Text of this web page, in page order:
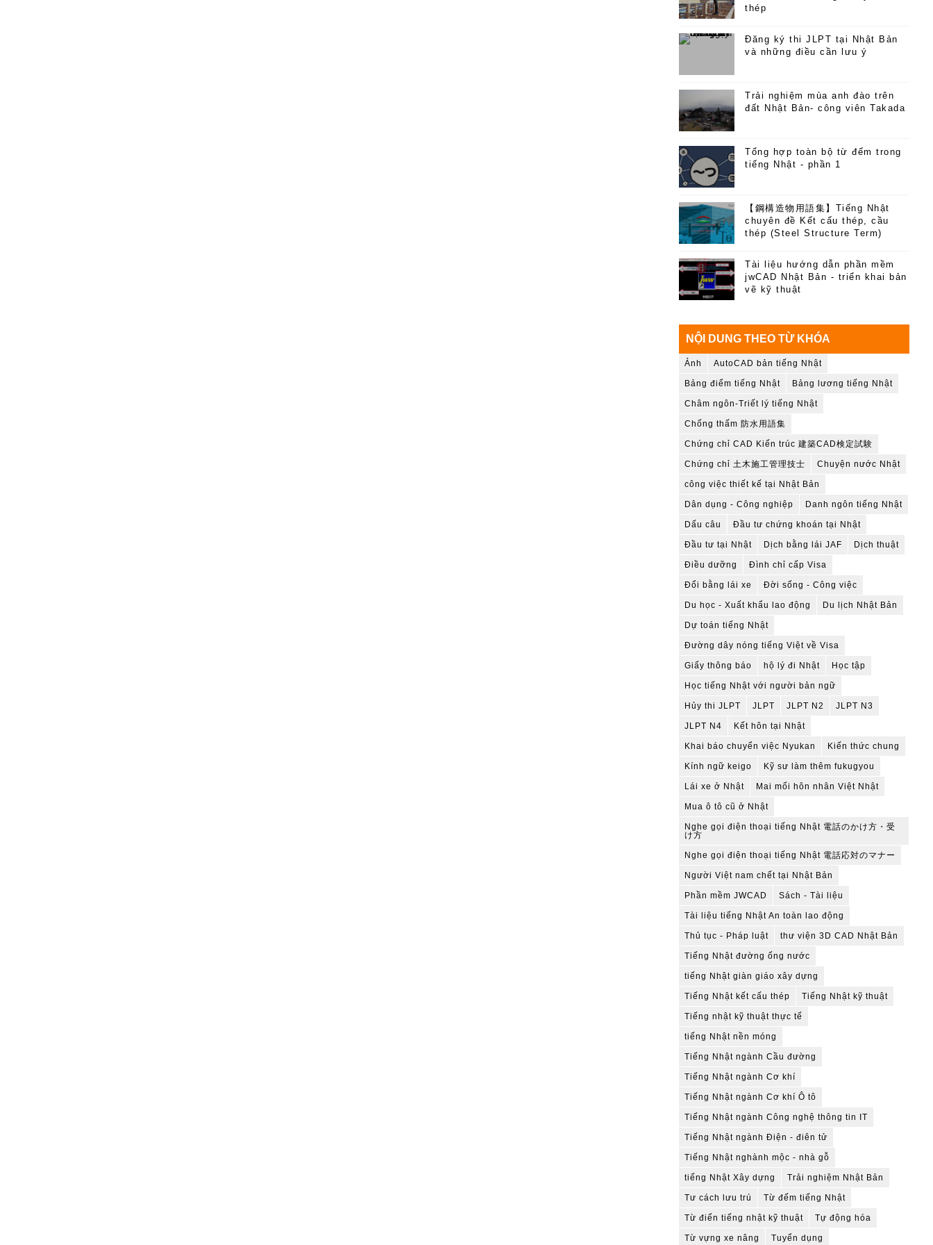
thép
Đăng ký thi JLPT tại Nhật Bản
và những điều cần lưu ý
Trải nghiệm mùa anh đào trên
đất Nhật Bản- công viên Takada
Tổng hợp toàn bộ từ đếm trong
tiếng Nhật - phần 1
【鋼構造物用語集】Tiếng Nhật
chuyên đề Kết cấu thép, cầu
thép (Steel Structure Term)
Tài liệu hướng dẫn phần mềm
jwCAD Nhật Bản - triển khai bản
vẽ kỹ thuật
NỘI DUNG THEO TỪ KHÓA
Ảnh AutoCAD bản tiếng Nhật
Bảng điểm tiếng Nhật Bảng lương tiếng Nhật
Châm ngôn-Triết lý tiếng Nhật
Chống thấm 防水用語集
Chứng chỉ CAD Kiến trúc 建築CAD検定試験
Chứng chỉ 土木施工管理技士 Chuyện nước Nhật
công việc thiết kế tại Nhật Bản
Dân dụng - Công nghiệp Danh ngôn tiếng Nhật
Dấu câu Đầu tư chứng khoán tại Nhật
Đầu tư tại Nhật Dịch bằng lái JAF Dịch thuật
Điều dưỡng Đình chỉ cấp Visa
Đổi bằng lái xe Đời sống - Công việc
Du học - Xuất khẩu lao động Du lịch Nhật Bản
Dự toán tiếng Nhật
Đường dây nóng tiếng Việt về Visa
Giấy thông báo hộ lý đi Nhật Học tập
Học tiếng Nhật với người bản ngữ
Hủy thi JLPT JLPT JLPT N2 JLPT N3
JLPT N4 Kết hôn tại Nhật
Khai báo chuyển việc Nyukan Kiến thức chung
Kính ngữ keigo Kỹ sư làm thêm fukugyou
Lái xe ở Nhật Mai mối hôn nhân Việt Nhật
Mua ô tô cũ ở Nhật
Nghe gọi điện thoại tiếng Nhật 電話のかけ方・受
け方
Nghe gọi điện thoại tiếng Nhật 電話応対のマナー
Người Việt nam chết tại Nhật Bản
Phần mềm JWCAD Sách - Tài liệu
Tài liệu tiếng Nhật An toàn lao động
Thủ tục - Pháp luật thư viện 3D CAD Nhật Bản
Tiếng Nhật đường ống nước
tiếng Nhật giàn giáo xây dựng
Tiếng Nhật kết cấu thép Tiếng Nhật kỹ thuật
Tiếng nhật kỹ thuật thực tế
tiếng Nhật nền móng
Tiếng Nhật ngành Cầu đường
Tiếng Nhật ngành Cơ khí
Tiếng Nhật ngành Cơ khí Ô tô
Tiếng Nhật ngành Công nghệ thông tin IT
Tiếng Nhật ngành Điện - điên tử
Tiếng Nhật nghành mộc - nhà gỗ
tiếng Nhật Xây dựng Trải nghiệm Nhật Bản
Tư cách lưu trú Từ đếm tiếng Nhật
Từ điển tiếng nhật kỹ thuật Tự động hóa
Từ vựng xe nâng Tuyển dụng